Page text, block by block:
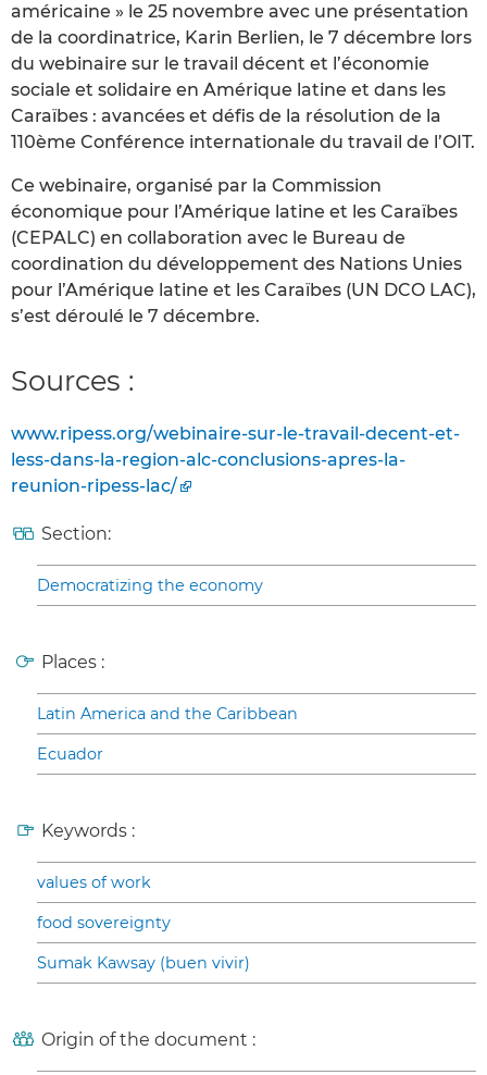
américaine » le 25 novembre avec une présentation
de la coordinatrice, Karin Berlien, le 7 décembre lors
du webinaire sur le travail décent et l’économie
sociale et solidaire en Amérique latine et dans les
Caraïbes : avancées et défis de la résolution de la
110ème Conférence internationale du travail de l’OIT.
Ce webinaire, organisé par la Commission
économique pour l’Amérique latine et les Caraïbes
(CEPALC) en collaboration avec le Bureau de
coordination du développement des Nations Unies
pour l’Amérique latine et les Caraïbes (UN DCO LAC),
s’est déroulé le 7 décembre.
Sources :
www.ripess.org/webinaire-sur-le-travail-decent-et-
less-dans-la-region-alc-conclusions-apres-la-
reunion-ripess-lac/
Section:
Democratizing the economy
Places :
Latin America and the Caribbean
Ecuador
Keywords :
values of work
food sovereignty
Sumak Kawsay (buen vivir)
Origin of the document :